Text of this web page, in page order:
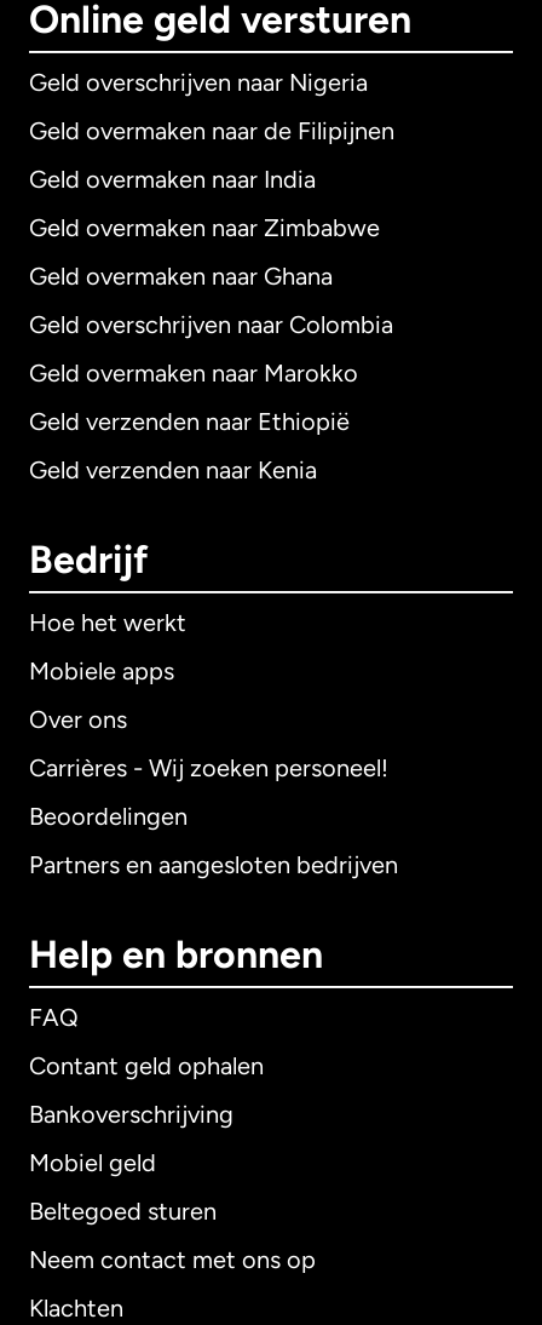
Online geld versturen
Geld overschrijven naar Nigeria
Geld overmaken naar de Filipijnen
Geld overmaken naar India
Geld overmaken naar Zimbabwe
Geld overmaken naar Ghana
Geld overschrijven naar Colombia
Geld overmaken naar Marokko
Geld verzenden naar Ethiopië
Geld verzenden naar Kenia
Bedrijf
Hoe het werkt
Mobiele apps
Over ons
Carrières - Wij zoeken personeel!
Beoordelingen
Partners en aangesloten bedrijven
Help en bronnen
FAQ
Contant geld ophalen
Bankoverschrijving
Mobiel geld
Beltegoed sturen
Neem contact met ons op
Klachten